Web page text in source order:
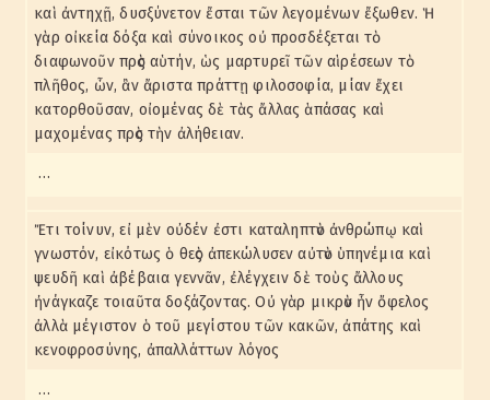
καὶ ἀντηχῇ, δυσξύνετον ἔσται τῶν λεγομένων ἔξωθεν. Ἡ
γὰρ οἰκεία δόξα καὶ σύνοικος οὐ προσδέξεται τὸ
διαφωνοῦν πρὸς αὑτήν, ὡς μαρτυρεῖ τῶν αἱρέσεων τὸ
πλῆθος, ὧν, ἂν ἄριστα πράττῃ φιλοσοφία, μίαν ἔχει
κατορθοῦσαν, οἰομένας δὲ τὰς ἄλλας ἁπάσας καὶ
μαχομένας πρὸς τὴν ἀλήθειαν.
…
Ἔτι τοίνυν, εἰ μὲν οὐδέν ἐστι καταληπτὸν ἀνθρώπῳ καὶ
γνωστόν, εἰκότως ὁ θεὸς ἀπεκώλυσεν αὐτὸν ὑπηνέμια καὶ
ψευδῆ καὶ ἀβέβαια γεννᾶν, ἐλέγχειν δὲ τοὺς ἄλλους
ἠνάγκαζε τοιαῦτα δοξάζοντας. Οὐ γὰρ μικρὸν ἦν ὄφελος
ἀλλὰ μέγιστον ὁ τοῦ μεγίστου τῶν κακῶν, ἀπάτης καὶ
κενοφροσύνης, ἀπαλλάττων λόγος
…